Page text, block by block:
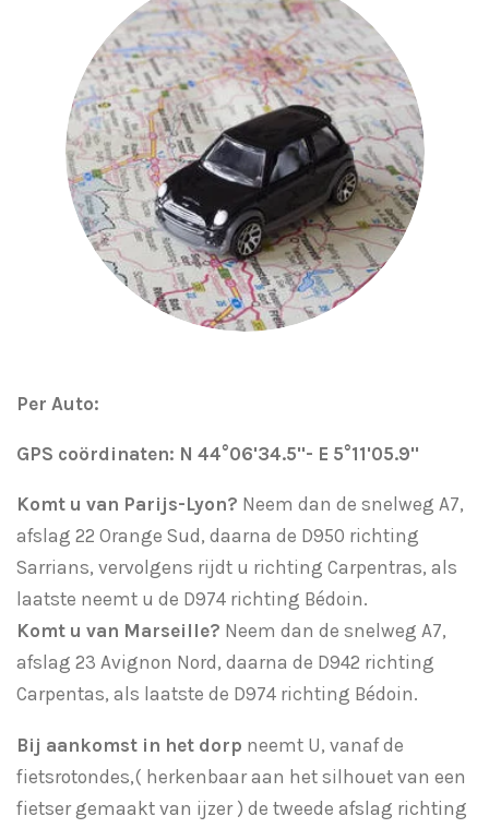
Per Auto:
GPS coördinaten: N 44°06'34.5''- E 5°11'05.9''
Komt u van Parijs-Lyon? Neem dan de snelweg A7,
afslag 22 Orange Sud, daarna de D950 richting
Sarrians, vervolgens rijdt u richting Carpentras, als
laatste neemt u de D974 richting Bédoin.
Komt u van Marseille? Neem dan de snelweg A7,
afslag 23 Avignon Nord, daarna de D942 richting
Carpentas, als laatste de D974 richting Bédoin.
Bij aankomst in het dorp neemt U, vanaf de
fietsrotondes,( herkenbaar aan het silhouet van een
fietsergemaakt van ijzer ) de tweede afslag richting